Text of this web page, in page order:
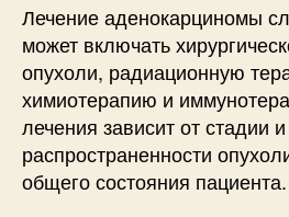
Лечение аденокарциномы
может включать
опухоли, радиационную
химиотерапию и
лечения зависит от стадии и
распространенности
общего состояния пациента.